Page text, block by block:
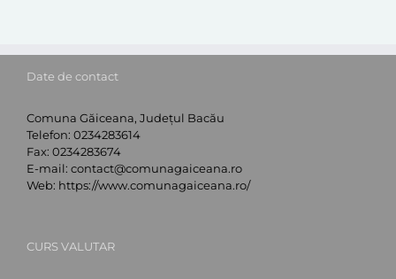
Date de contact
Comuna Găiceana, Județul Bacău
Telefon: 0234283614
Fax: 0234283674
E-mail: contact@comunagaiceana.ro
Web: https://www.comunagaiceana.ro/
CURS VALUTAR